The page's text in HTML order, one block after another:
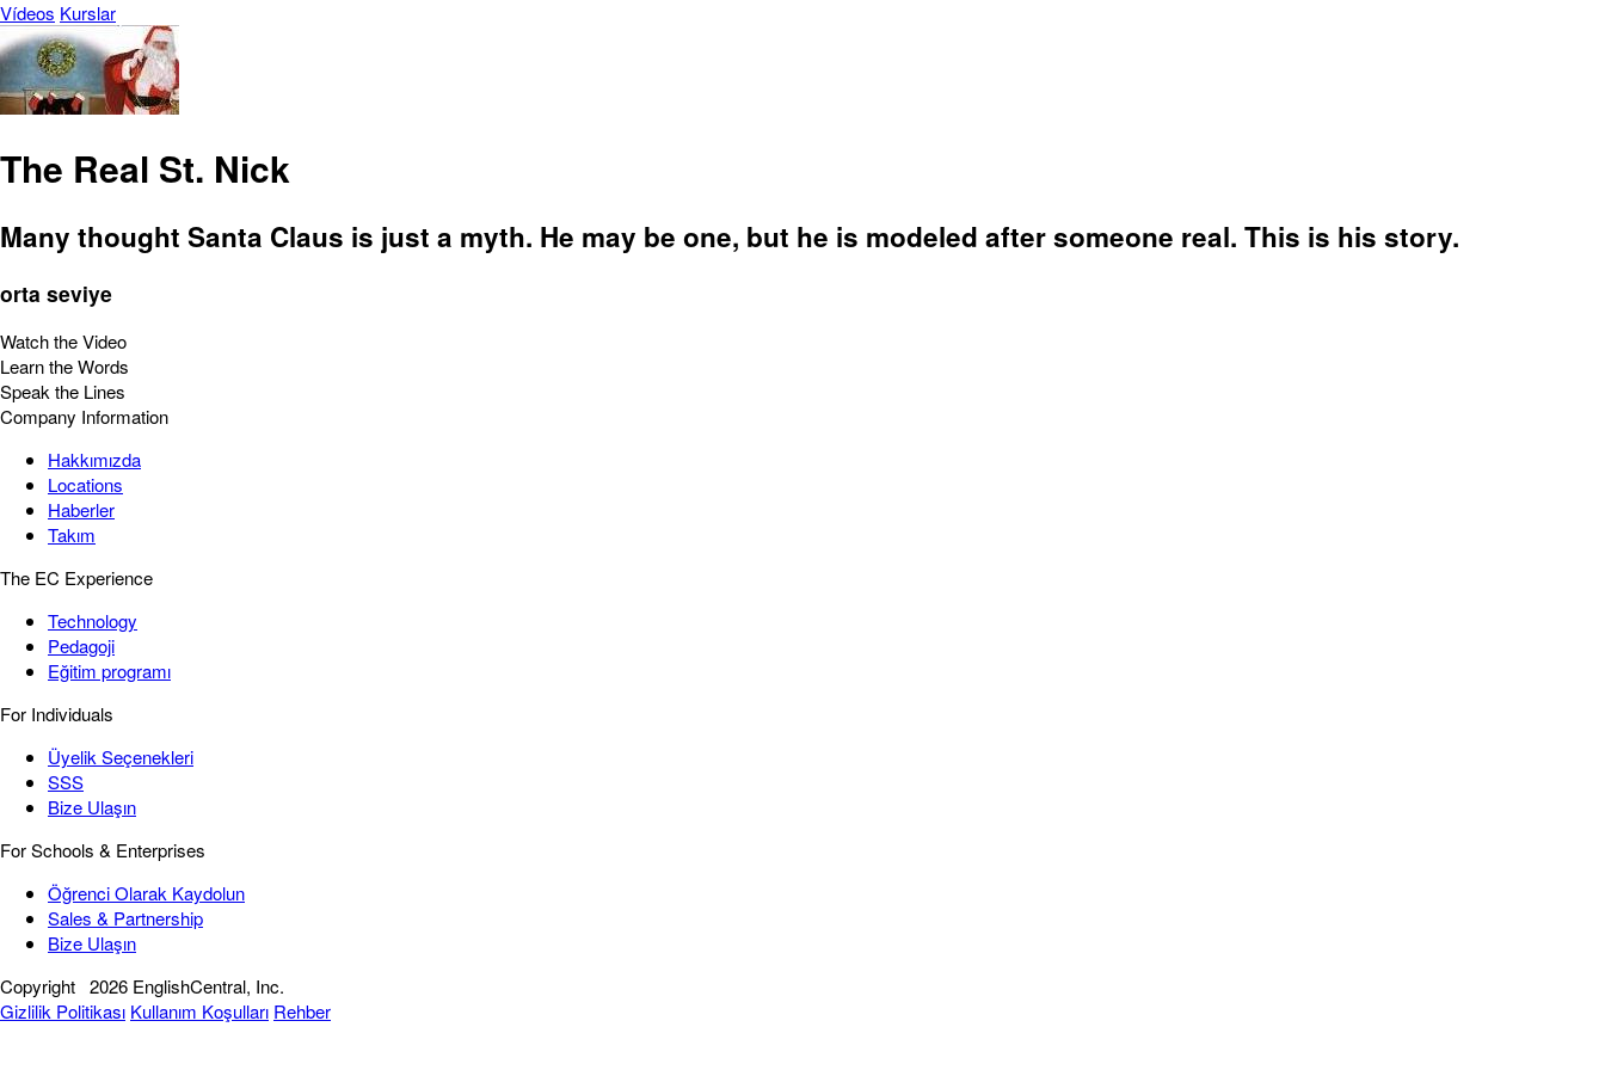
Vídeos Kurslar
The Real St. Nick
Many thought Santa Claus is just a myth. He may be one, but he is modeled after someone real. This is his story.
orta seviye
Watch the Video
Learn the Words
Speak the Lines
Company Information
Hakkımızda
Locations
Haberler
Takım
The EC Experience
Technology
Pedagoji
Eğitim programı
For Individuals
Üyelik Seçenekleri
SSS
Bize Ulaşın
For Schools & Enterprises
Öğrenci Olarak Kaydolun
Sales & Partnership
Bize Ulaşın
Copyright 2026 EnglishCentral, Inc.
Gizlilik Politikası Kullanım Koşulları Rehber